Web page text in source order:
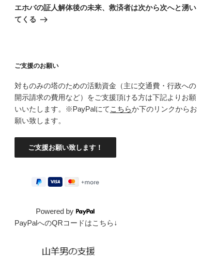
ー
シ
の
投
エホバの証人解体後の未来、救済者は次から次へと湧い
てくる
ご支援のお願い
対ものみの塔のための活動資金（主に交通費・行政への
開示請求の費用など）をご支援頂ける方は下記よりお願
いいたします。※PayPalにて こちらか下のリンクからお
願い致します。
Powered by
PayPalへのQRコードはこちら↓